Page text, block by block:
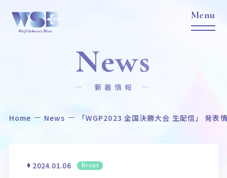
Home News
作品タイトル
News
新着情報
Home News 「WGP2023 全国決勝大会 生配信」 発表
2024.01.06 Event